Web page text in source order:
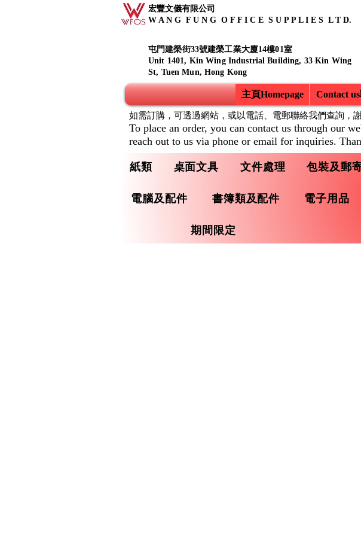
宏豐文儀有限公司
W A N G F U N G O F F I C E S U P P L I E S L T D.
屯門建榮街33號建榮工業大廈14樓01室
Unit 1401, Kin Wing Industrial Building, 33 Kin Wing
St, Tuen Mun, Hong Kong
主頁Homepage Contact
紙類 桌面文具 文件處理 包裝及郵
電腦及配件 書簿類及配件 電子用品
期間限定
如需訂購，可透過網站，或以電話、電郵聯絡我們查詢，
To place an order, you can contact us through our
reach out to us via phone or email for inquiries.